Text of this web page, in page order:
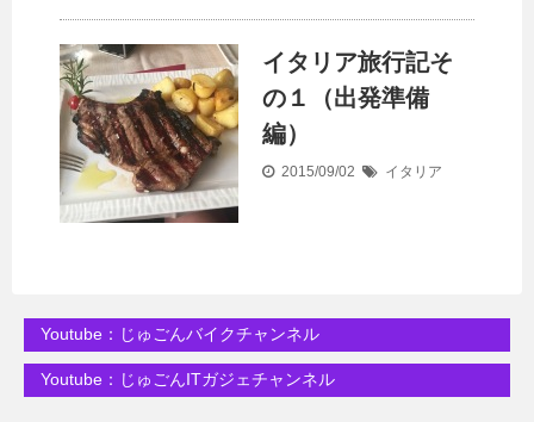
イタリア旅行記そ
の１（出発準備
編）
2015/09/02 イタリア
Youtube：じゅごんバイクチャンネル
Youtube：じゅごんITガジェチャンネル